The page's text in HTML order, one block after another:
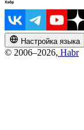
Настройка языка
© 2006–2026, Habr